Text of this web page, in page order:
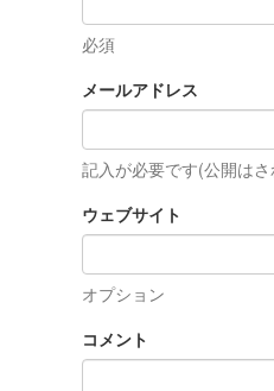
必須
メールアドレス
記入が必要です(公開は
ウェブサイト
オプション
コメント